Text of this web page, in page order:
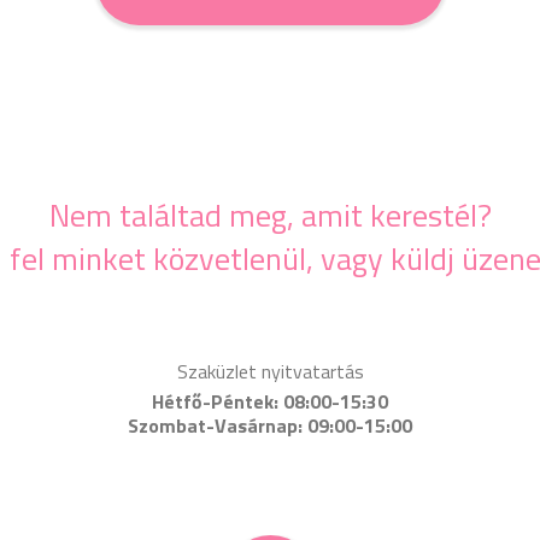
Nem találtad meg, amit kerestél?
fel minket közvetlenül, vagy küldj
Szaküzlet nyitvatartás
Hétfő-Péntek: 08:00-15:30
Szombat-Vasárnap: 09:00-15:00